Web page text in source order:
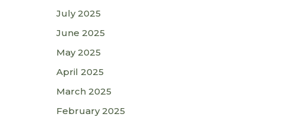
July 2025
June 2025
May 2025
April 2025
March 2025
February 2025